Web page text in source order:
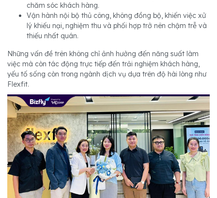
chăm sóc khách hàng.
Vận hành nội bộ thủ công, không đồng bộ, khiến việc xử
lý khiếu nại, nghiệm thu và phối hợp trở nên chậm trễ và
thiếu nhất quán.
Những vấn đề trên không chỉ ảnh hưởng đến năng suất làm
việc mà còn tác động trực tiếp đến trải nghiệm khách hàng,
yếu tố sống còn trong ngành dịch vụ dựa trên độ hài lòng như
Flexfit.